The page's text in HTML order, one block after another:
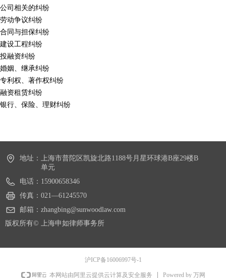
公司相关的纠纷
劳动争议纠纷
合同与担保纠纷
建设工程纠纷
投融资纠纷
婚姻、继承纠纷
专利权、著作权纠纷
融资租赁纠纷
银行、保险、理财纠纷
地址： 上海市普陀区凯旋北路1188号月星环球港B座29楼B
单元
电话： 15900658346
传真： 021—61245570
邮箱： zhangbing@sunwoodlaw.com
版权所有© 上海申如律师事务所
沪ICP备16006997号-1
本网站由阿里云提供云计算及安全服务 Powered by 万网